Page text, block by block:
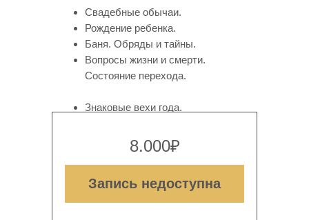
Свадебные обычаи.
Рождение ребенка.
Баня. Обряды и тайны.
Вопросы жизни и смерти.
Состояние перехода.
Знаковые вехи года.
8.000₽
Запись недоступна